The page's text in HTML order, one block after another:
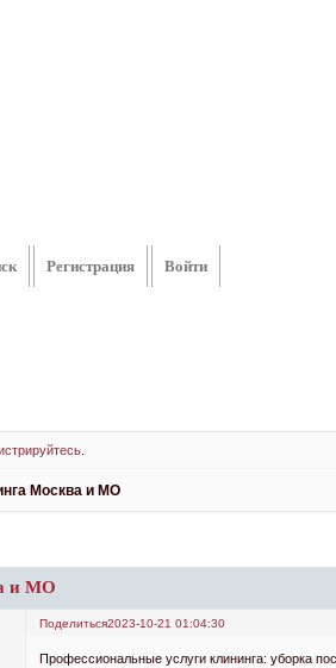
Регистрация Войти
.
Москва и МО
и МО
Поделиться2023-10-21 01:04:30
Профессиональные услуги клининга: уборка